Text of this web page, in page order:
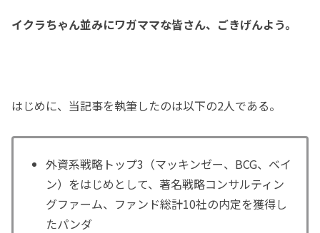
イクラちゃん並みにワガママな皆さん、ごきげんよう。
はじめに、当記事を執筆したのは以下の2人である。
外資系戦略トップ3（マッキンゼー、BCG、ベイ
ン）をはじめとして、著名戦略コンサルティン
グファーム、ファンド総計10社の内定を獲得し
たパンダ